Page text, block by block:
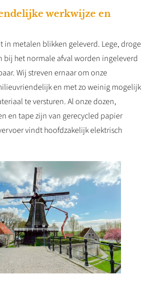
werkwijze en
in metalen blikken geleverd. Lege, droge
bij het normale afval worden ingeleverd
Wij streven ernaar om onze
en met zo weinig mogelijk
te versturen. Al onze dozen,
en tape zijn van gerecycled papier
vindt hoofdzakelijk elektrisch